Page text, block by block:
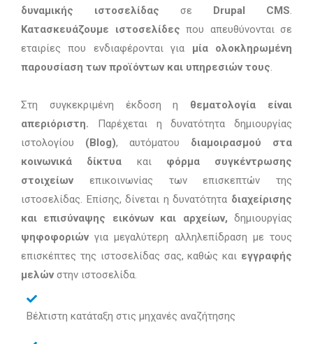
δυναμικής ιστοσελίδας σε Drupal CMS.
Κατασκευάζουμε ιστοσελίδες που απευθύνονται σε
εταιρίες που ενδιαφέρονται για μία ολοκληρωμένη
παρουσίαση των προϊόντων και υπηρεσιών τους.
Στη συγκεκριμένη έκδοση η θεματολογία είναι
απεριόριστη. Παρέχεται η δυνατότητα δημιουργίας
ιστολογίου (Βlog), αυτόματου διαμοιρασμού στα
κοινωνικά δίκτυα και φόρμα συγκέντρωσης
στοιχείων επικοινωνίας των επισκεπτών της
ιστοσελίδας. Επίσης, δίνεται η δυνατότητα διαχείρισης
και επισύναψης εικόνων και αρχείων, δημιουργίας
ψηφοφοριών για μεγαλύτερη αλληλεπίδραση με τους
επισκέπτες της ιστοσελίδας σας, καθώς και εγγραφής
μελών στην ιστοσελίδα.
Βέλτιστη κατάταξη στις μηχανές αναζήτησης